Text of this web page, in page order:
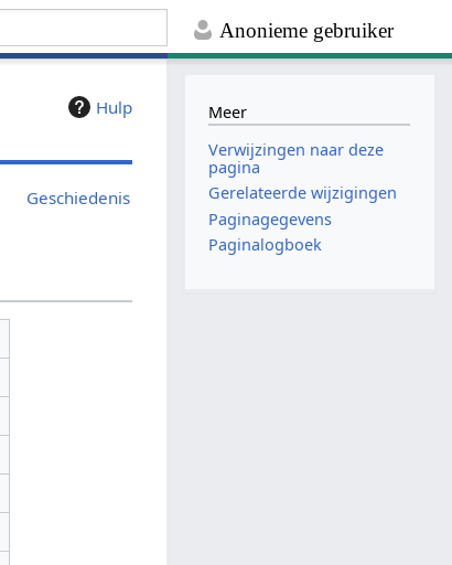
Anonieme gebruiker
Hulp
Geschiedenis
Meer
Verwijzingen naar deze
pagina
Gerelateerde wijzigingen
Paginagegevens
Paginalogboek